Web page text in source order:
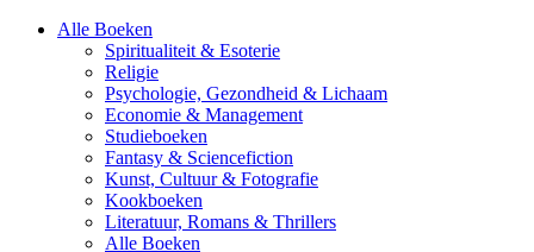
Alle Boeken
Spiritualiteit & Esoterie
Religie
Psychologie, Gezondheid & Lichaam
Economie & Management
Studieboeken
Fantasy & Sciencefiction
Kunst, Cultuur & Fotografie
Kookboeken
Literatuur, Romans & Thrillers
Alle Boeken